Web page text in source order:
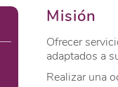
Misión
Ofrecer
adaptados a
Realizar una